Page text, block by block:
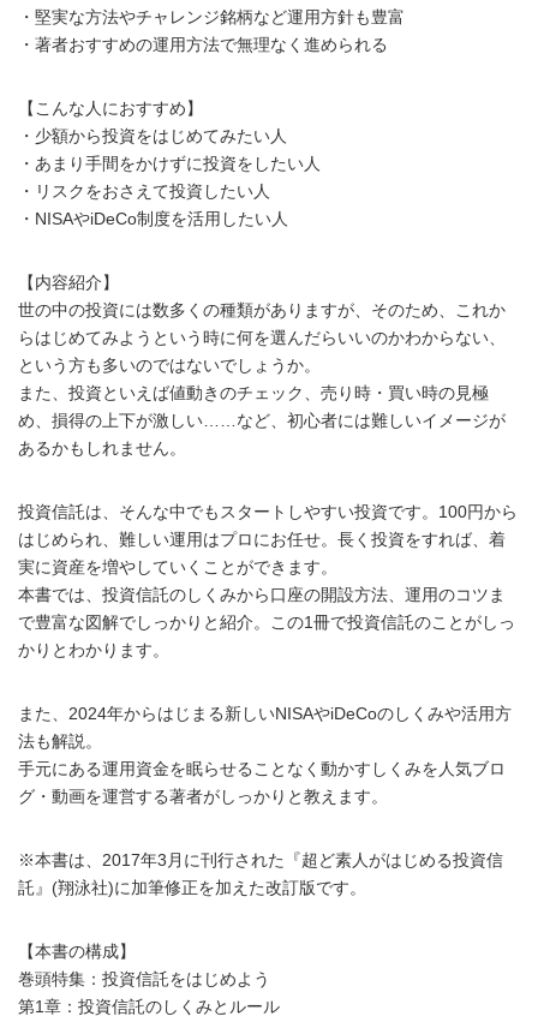
・堅実な方法やチャレンジ銘柄など運用方針も豊富
・著者おすすめの運用方法で無理なく進められる
【こんな人におすすめ】
・少額から投資をはじめてみたい人
・あまり手間をかけずに投資をしたい人
・リスクをおさえて投資したい人
・NISAやiDeCo制度を活用したい人
【内容紹介】
世の中の投資には数多くの種類がありますが、そのため、これか
らはじめてみようという時に何を選んだらいいのかわからない、
という方も多いのではないでしょうか。
また、投資といえば値動きのチェック、売り時・買い時の見極
め、損得の上下が激しい……など、初心者には難しいイメージが
あるかもしれません。
投資信託は、そんな中でもスタートしやすい投資です。100円から
はじめられ、難しい運用はプロにお任せ。長く投資をすれば、着
実に資産を増やしていくことができます。
本書では、投資信託のしくみから口座の開設方法、運用のコツま
で豊富な図解でしっかりと紹介。この1冊で投資信託のことがしっ
かりとわかります。
また、2024年からはじまる新しいNISAやiDeCoのしくみや活用方
法も解説。
手元にある運用資金を眠らせることなく動かすしくみを人気ブロ
グ・動画を運営する著者がしっかりと教えます。
※本書は、2017年3月に刊行された『超ど素人がはじめる投資信
託』(翔泳社)に加筆修正を加えた改訂版です。
【本書の構成】
巻頭特集：投資信託をはじめよう
第1章：投資信託のしくみとルール